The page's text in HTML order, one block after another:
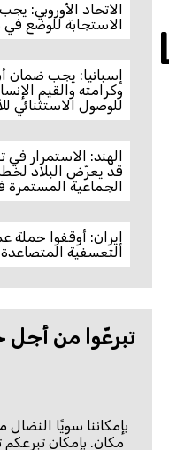
الاتحاد الأوروبي:
الاستجابة للوضع في
إسبانيا: يجب ضمان
وكرامته والقيم
للوصول الاستثنائي
الهند: الاستمرار
قد يعرّض البلاد لخطر
الجماعية
إيران: أوقفوا حملة
التعسفية
تبرعّوا من أجل
بإمكاننا سويًا
مكان. بإمكان